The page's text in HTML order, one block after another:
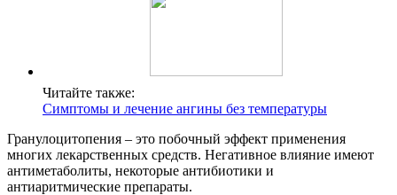
Читайте также:
Симптомы и лечение ангины без температуры
Гранулоцитопения – это побочный эффект применения
многих лекарственных средств. Негативное влияние имеют
антиметаболиты, некоторые антибиотики и
антиаритмические препараты.